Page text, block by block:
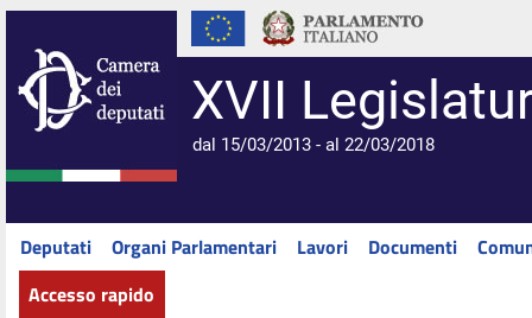
XVII
dal 15/03/2013 - al 22/03/2018
Deputati Organi Parlamentari Lavori Documenti
Accesso rapido